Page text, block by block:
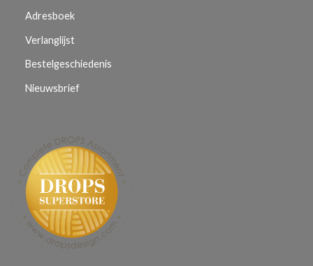
Adresboek
Verlanglijst
Bestelgeschiedenis
Nieuwsbrief